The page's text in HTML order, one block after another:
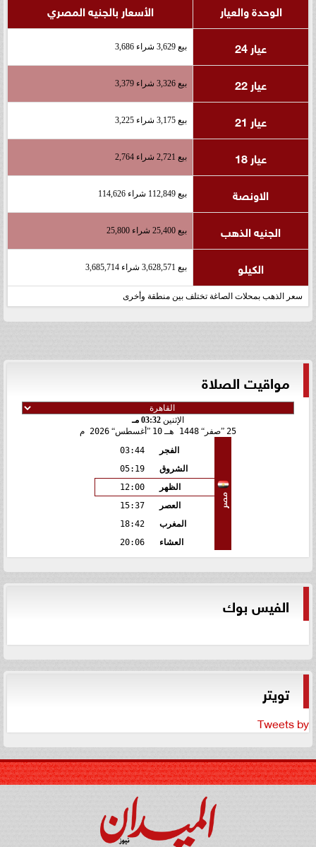
الوحدة والعيار
الأسعار بالجنيه المصري
عيار 24
بيع 3,629 شراء 3,686
عيار 22 بيع 3,326 شراء 3,379
عيار 21 بيع 3,175 شراء 3,225
عيار 18 بيع 2,721 شراء 2,764
الاونصة بيع 112,849 شراء 114,626
الجنيه الذهب بيع 25,400 شراء 25,800
الكيلو بيع 3,628,571 شراء 3,685,714
سعر الذهب بمحلات الصاغة تختلف بين منطقة وأخرى
مواقيت الصلاة
الإثنين 03:32 مـ
25 صفر 1448 هـ 10 أغسطس 2026 م
مصر
الفجر
03:44
الشروق
05:19
الظهر
12:00
العصر
15:37
المغرب
18:42
العشاء
20:06
الفيس بوك
تويتر
Tweets by